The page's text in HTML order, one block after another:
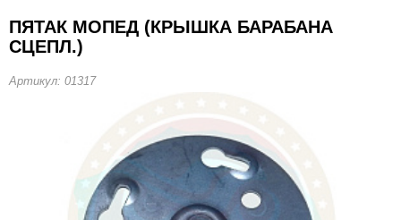
ПЯТАК МОПЕД (КРЫШКА БАРАБАНА
СЦЕПЛ.)
Артикул: 01317